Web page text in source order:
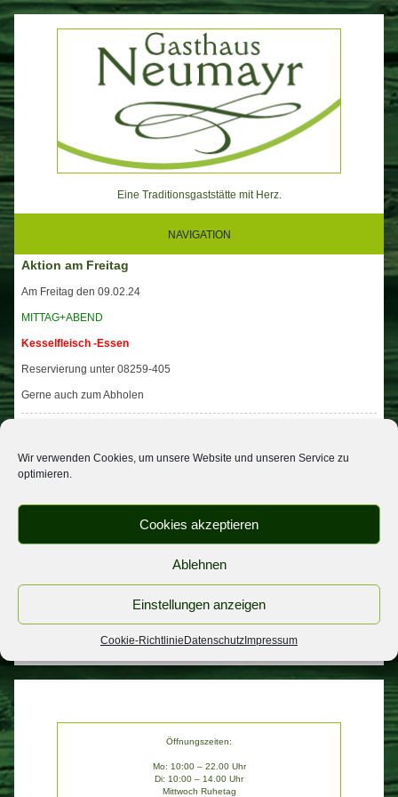
Wir verwenden Cookies, um unsere Website und unseren Service zu
optimieren.
Cookies akzeptieren
Ablehnen
Einstellungen anzeigen
Cookie-Richtlinie Datenschutz Impressum
Skip
to
Eine Traditionsgaststätte mit Herz.
NAVIGATION
Aktion am Freitag
Am Freitag den 09.02.24
MITTAG+ABEND
Kesselfleisch -Essen
Reservierung unter 08259-405
Gerne auch zum Abholen
wichtige Informatiom
Öffnungszeiten:
Mo: 10:00 – 22.00 Uhr
Di: 10:00 – 14.00 Uhr
Mittwoch Ruhetag